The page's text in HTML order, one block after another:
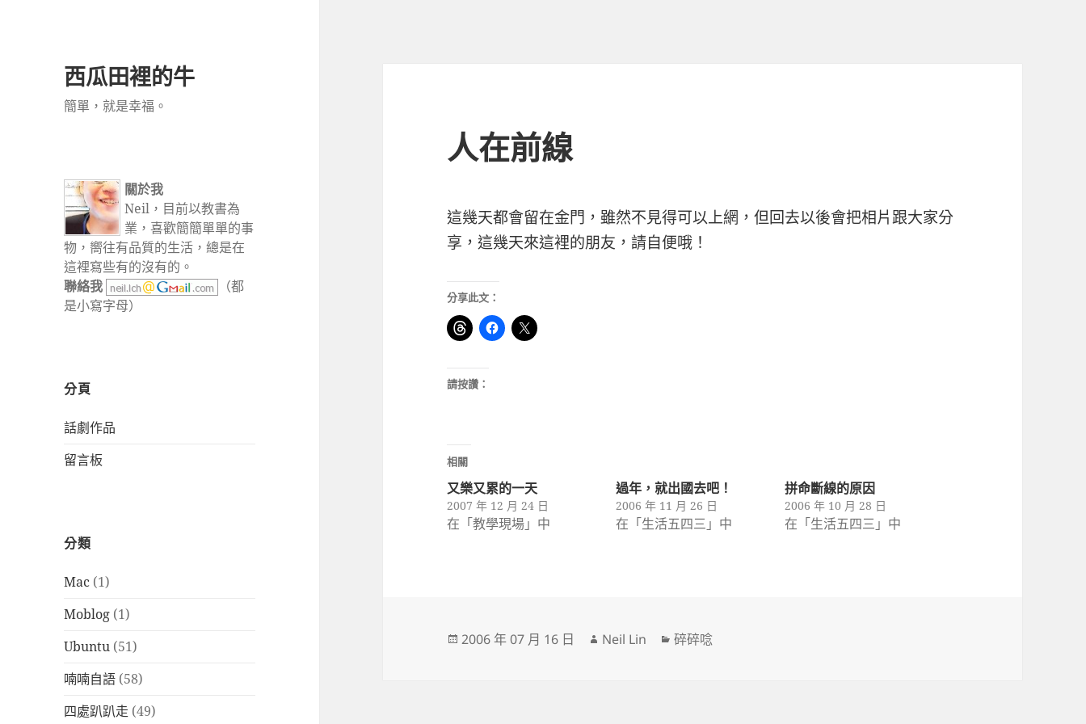
西瓜田裡的牛
簡單，就是幸福。
關於我
Neil，目前以教書為
業，喜歡簡簡單單的事
物，嚮往有品質的生活，總是在
這裡寫些有的沒有的。
聯絡我
（都
是小寫字母）
分頁
話劇作品
留言板
分類
Mac (1)
Moblog (1)
Ubuntu (51)
喃喃自語 (58)
四處趴趴走 (49)
人在前線
這幾天都會留在金門，雖然不見得可以上網，但回去以後會把相片跟大家分
享，這幾天來這裡的朋友，請自便哦！
分享此文：
請按讚：
相關
又樂又累的一天
2007 年 12 月 24 日
在「教學現場」中
過年，就出國去吧！
2006 年 11 月 26 日
在「生活五四三」中
拼命斷線的原因
2006 年 10 月 28 日
在「生活五四三」中
發
2006 年 07 月 16 日
作
Neil Lin
分
碎碎唸